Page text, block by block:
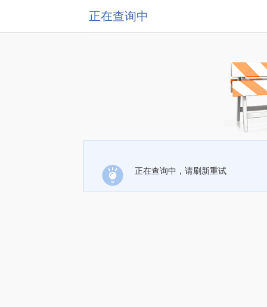
正在查询中
正在查询中，请刷新重试